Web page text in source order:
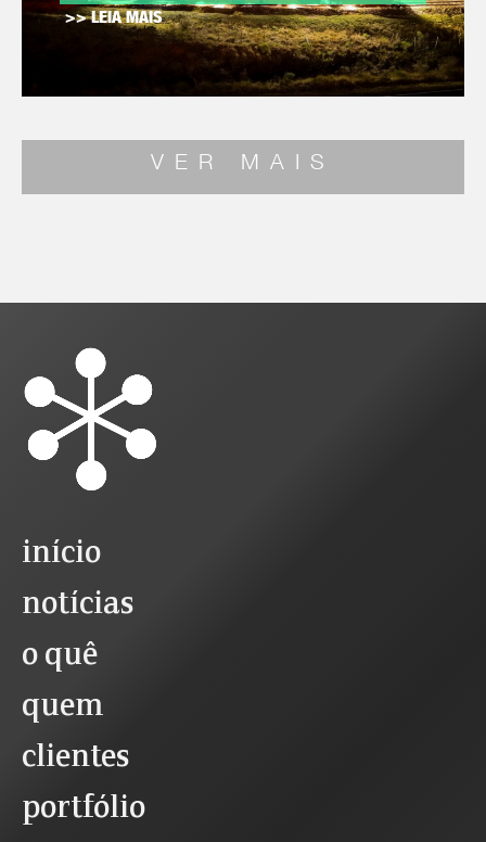
>> LEIA MAIS
VER MAIS
início
notícias
o quê
quem
clientes
portfólio